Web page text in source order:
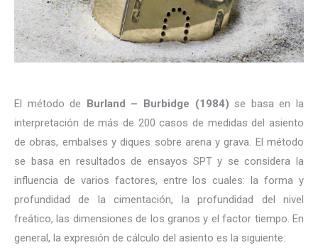
El método de Burland – Burbidge (1984) se basa en la
interpretación de más de 200 casos de medidas del asiento
de obras, embalses y diques sobre arena y grava. El método
se basa en resultados de ensayos SPT y se considera la
influencia de varios factores, entre los cuales: la forma y
profundidad de la cimentación, la profundidad del nivel
freático, las dimensiones de los granos y el factor tiempo. En
general, la expresión de cálculo del asiento es la siguiente: